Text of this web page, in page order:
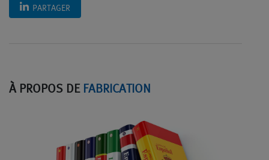
PARTAGER
À PROPOS DE FABRICATION